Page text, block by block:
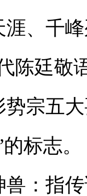
千峰
陈廷敬
宗五
标志。
指传